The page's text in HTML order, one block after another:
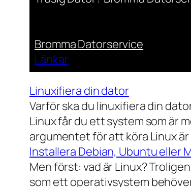
Bromma Datorservice
Länkar
Linuxifiera din dator
Varför ska du linuxifiera din
Linux får du ett system som är
argumentet för att köra Linux
Installera Debian, Ubuntu eller
Men först: vad är Linux?
som ett operativsystem